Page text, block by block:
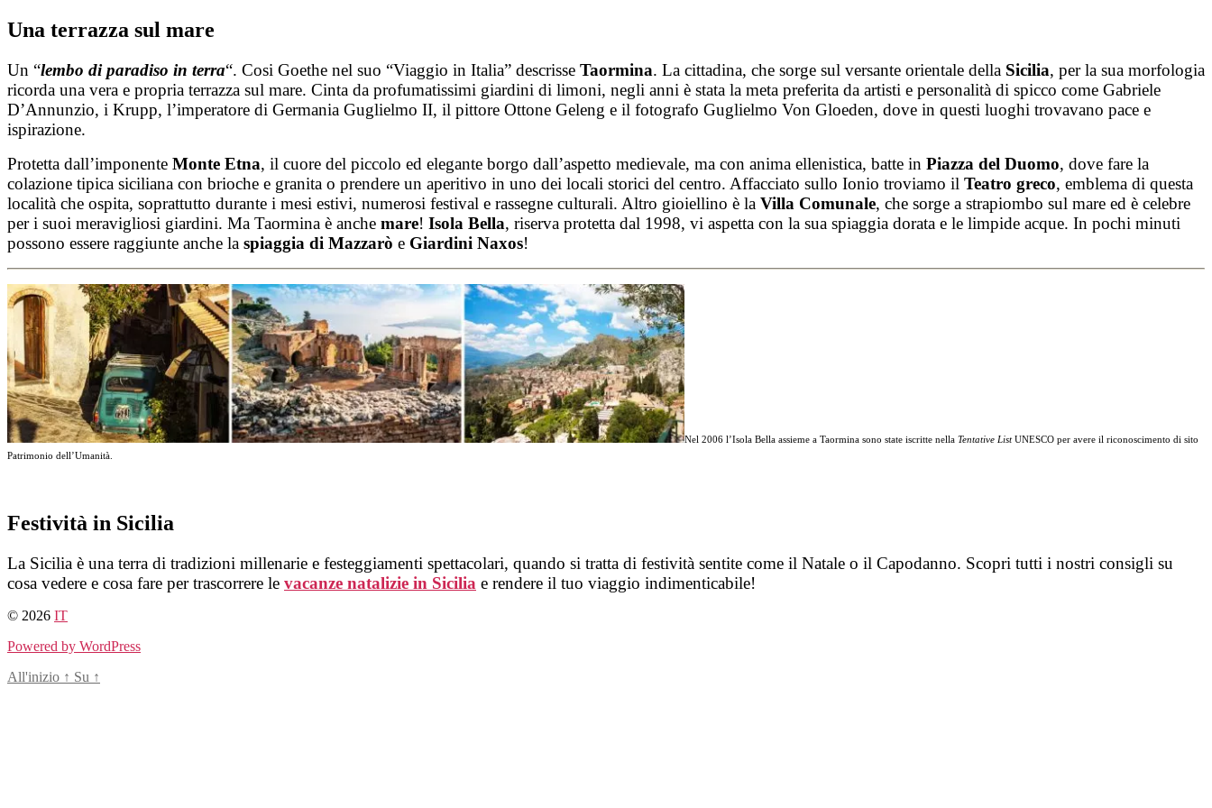
Salta
al
Una terrazza sul mare
Un “lembo di paradiso in terra“. Cosi Goethe nel suo “Viaggio in Italia” descrisse Taormina. La cittadina, che sorge sul versante orientale della Sicilia, per la sua morfologia
ricorda una vera e propria terrazza sul mare. Cinta da profumatissimi giardini di limoni, negli anni è stata la meta preferita da artisti e personalità di spicco come Gabriele
D’Annunzio, i Krupp, l’imperatore di Germania Guglielmo II, il pittore Ottone Geleng e il fotografo Guglielmo Von Gloeden, dove in questi luoghi trovavano pace e
ispirazione.
Protetta dall’imponente Monte Etna, il cuore del piccolo ed elegante borgo dall’aspetto medievale, ma con anima ellenistica, batte in Piazza del Duomo, dove fare la
colazione tipica siciliana con brioche e granita o prendere un aperitivo in uno dei locali storici del centro. Affacciato sullo Ionio troviamo il Teatro greco, emblema di questa
località che ospita, soprattutto durante i mesi estivi, numerosi festival e rassegne culturali. Altro gioiellino è la Villa Comunale, che sorge a strapiombo sul mare ed è celebre
per i suoi meravigliosi giardini. Ma Taormina è anche mare! Isola Bella, riserva protetta dal 1998, vi aspetta con la sua spiaggia dorata e le limpide acque. In pochi minuti
possono essere raggiunte anche la spiaggia di Mazzarò e Giardini Naxos!
Nel 2006 l’Isola Bella assieme a Taormina sono state iscritte nella Tentative ListUNESCO per avere il riconoscimento di sito
Patrimonio dell’Umanità.
Festività in Sicilia
La Sicilia è una terra di tradizioni millenarie e festeggiamenti spettacolari, quando si tratta di festività sentite come il Natale o il Capodanno. Scopri tutti i nostri consigli su
cosa vedere e cosa fare per trascorrere le vacanze natalizie in Sicilia e rendere il tuo viaggio indimenticabile!
© 2026 IT
Powered by WordPress
All'inizio ↑ Su ↑